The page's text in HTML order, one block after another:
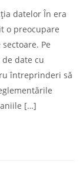
datelor În era
o preocupare
Pe
date cu
întreprinderi să
[…]